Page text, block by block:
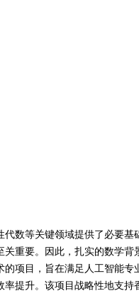
代数等关键领域提供了必要
重要。因此，扎实的数学背
项目，旨在满足人工智能专
提升。该项目战略性地支持